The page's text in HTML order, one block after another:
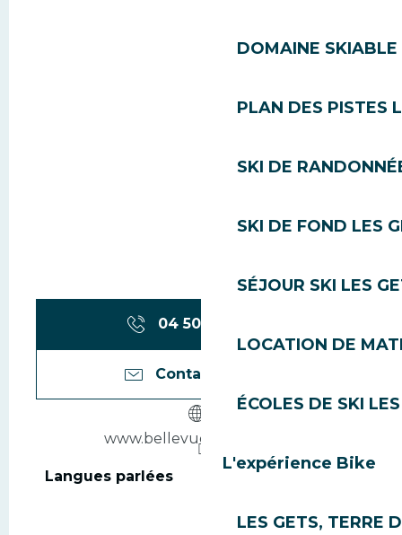
DOMAINE SKIABLE
PLAN DES PISTES
SKI DE
SKI DE FOND LES
SÉJOUR SKI LES
LOCATION DE
ÉCOLES DE SKI
L'expérience Bike
LES GETS, TERRE
04 50 75 80
Contactez-nous
www.bellevue-lesgets.com
Langues parlées
Langues parlées